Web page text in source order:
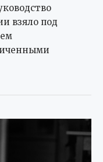
взяло под